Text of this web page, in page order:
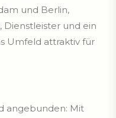
und Berlin,
und ein
Umfeld attraktiv für
angebunden: Mit